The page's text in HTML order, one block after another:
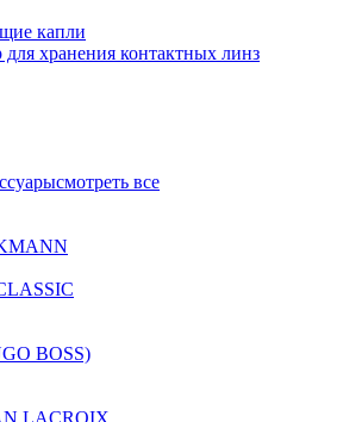
капли
для хранения контактных линз
смотреть все
BOSS)
LACROIX